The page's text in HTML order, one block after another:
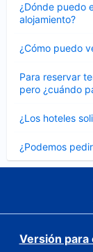
¿Dónde puedo
alojamiento?
cerrado
¿Cómo puedo
cerrado
Para reservar
pero ¿cuándo
cerrado
¿Los hoteles
cerrado
¿Podemos
cerrado
Versión para